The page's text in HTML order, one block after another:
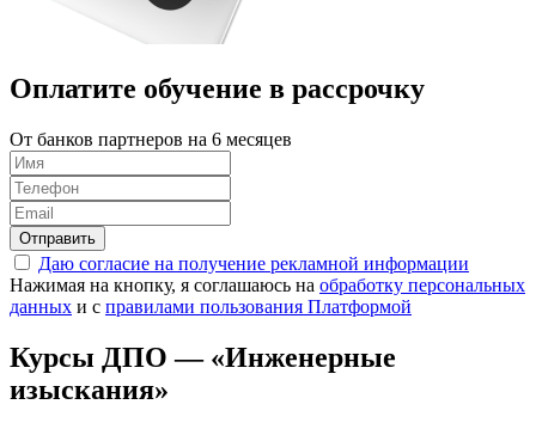
Оплатите обучение в рассрочку
От банков партнеров на 6 месяцев
Отправить
Даю согласие на получение рекламной информации
Нажимая на кнопку, я соглашаюсь на обработку персональных
данных и с правилами пользования Платформой
Курсы ДПО — «Инженерные
изыскания»